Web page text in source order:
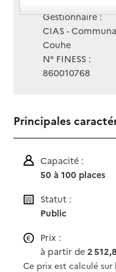
Gestionnaire :
CIAS -
Couhe
N° FINESS :
860010768
Principales
Capacité :
50 à 100 places
Statut :
Public
Prix :
à partir de2
Ce prix est calculé